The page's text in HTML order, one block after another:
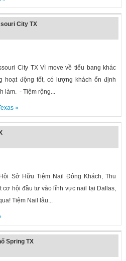
City TX
City TX Vì move về tiểu bang khác
hoạt động tốt, có lượng khách ổn định
làm. - Tiệm rộng...
»
Sở Hữu Tiệm Nail Đông Khách, Thu
cơ hội đầu tư vào lĩnh vực nail tại Dallas,
Tiệm Nail lâu...
Spring TX